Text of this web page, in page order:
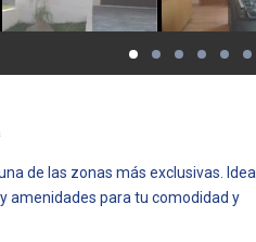
de las zonas más exclusivas. Ideal
amenidades para tu comodidad y